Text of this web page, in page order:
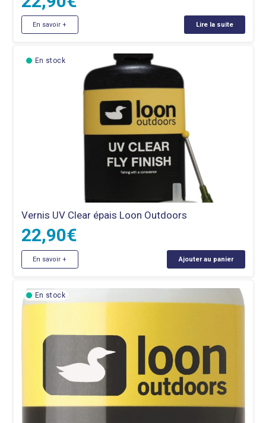
En savoir + Lire la suite
Vernis UV Clear épais Loon Outdoors
22,90€
En savoir + Ajouter au panier
En stock
En stock